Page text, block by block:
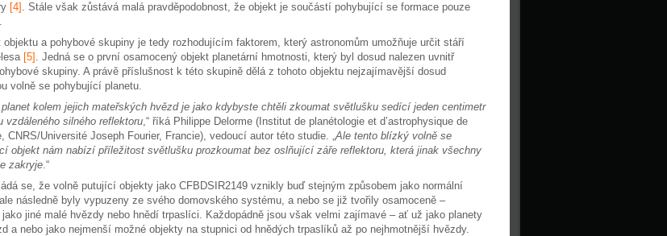
[4] . Stále však zůstává malá pravděpodobnost, že objekt je součástí pohybující se formace pouze
objektu a pohybové skupiny je tedy rozhodujícím faktorem, který astronomům umožňuje určit stáří
[5] . Jedná se o první osamocený objekt planetární hmotnosti, který byl dosud nalezen uvnitř
skupiny. A právě příslušnost k této skupině dělá z tohoto objektu nejzajímavější dosud
volně se pohybující planetu.
kolem jejich mateřských hvězd je jako kdybyste chtěli zkoumat světlušku sedící jeden centimetr
vzdáleného silného reflektoru,“ říká Philippe Delorme (Institut de planétologie et d’astrophysique de
CNRS/Université Joseph Fourier, Francie), vedoucí autor této studie. „Ale tento blízký volně se
objekt nám nabízí příležitost světlušku prozkoumat bez oslňující záře reflektoru, která jinak všechny
zakryje.“
se, že volně putující objekty jako CFBDSIR2149 vznikly buď stejným způsobem jako normální
následně byly vypuzeny ze svého domovského systému, a nebo se již tvořily osamoceně –
jako jiné malé hvězdy nebo hnědí trpaslíci. Každopádně jsou však velmi zajímavé – ať už jako planety
a nebo jako nejmenší možné objekty na stupnici od hnědých trpaslíků až po nejhmotnější hvězdy.